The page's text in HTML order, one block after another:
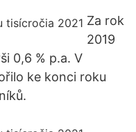
Za rok
2019
0,6 % p.a. V
ke konci roku